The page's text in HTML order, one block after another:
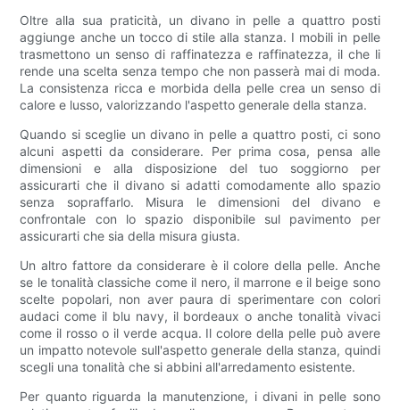
Oltre alla sua praticità, un divano in pelle a quattro posti
aggiunge anche un tocco di stile alla stanza. I mobili in pelle
trasmettono un senso di raffinatezza e raffinatezza, il che li
rende una scelta senza tempo che non passerà mai di moda.
La consistenza ricca e morbida della pelle crea un senso di
calore e lusso, valorizzando l'aspetto generale della stanza.
Quando si sceglie un divano in pelle a quattro posti, ci sono
alcuni aspetti da considerare. Per prima cosa, pensa alle
dimensioni e alla disposizione del tuo soggiorno per
assicurarti che il divano si adatti comodamente allo spazio
senza sopraffarlo. Misura le dimensioni del divano e
confrontale con lo spazio disponibile sul pavimento per
assicurarti che sia della misura giusta.
Un altro fattore da considerare è il colore della pelle. Anche
se le tonalità classiche come il nero, il marrone e il beige sono
scelte popolari, non aver paura di sperimentare con colori
audaci come il blu navy, il bordeaux o anche tonalità vivaci
come il rosso o il verde acqua. Il colore della pelle può avere
un impatto notevole sull'aspetto generale della stanza, quindi
scegli una tonalità che si abbini all'arredamento esistente.
Per quanto riguarda la manutenzione, i divani in pelle sono